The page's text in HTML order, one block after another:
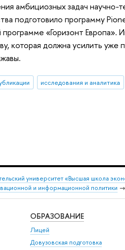
амбициозных задач научно-
подготовило программу
«Горизонт
которая должна усилить
исследования и аналитика
университет «Высшая школа
и информационной политики →
ОБРАЗОВАНИЕ
Лицей
Довузовская подготовка